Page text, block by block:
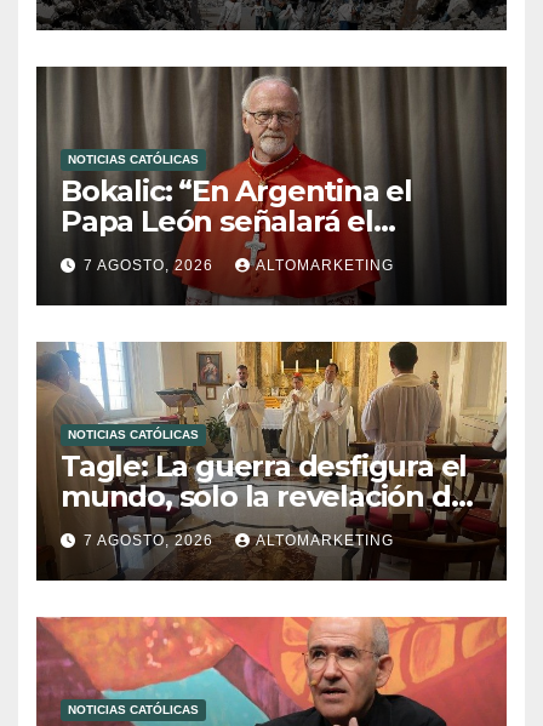
NOTICIAS CATÓLICAS
Bokalic: “En Argentina el
Papa León señalará el
compromiso del cristiano”
7 AGOSTO, 2026 ALTOMARKETING
NOTICIAS CATÓLICAS
Tagle: La guerra desfigura el
mundo, solo la revelación de
Dios lo transfigura
7 AGOSTO, 2026 ALTOMARKETING
NOTICIAS CATÓLICAS